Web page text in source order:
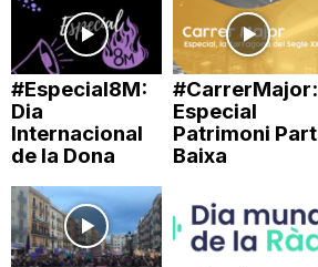
#Especial8M:
Dia
Internacional
de la Dona
#CarrerMajor:
Especial
Patrimoni Part
Baixa